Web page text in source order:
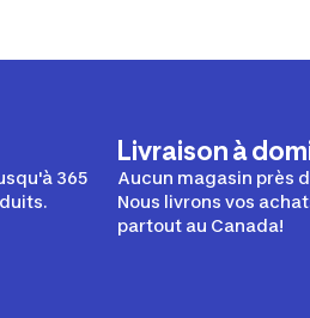
365
Livraison à
Aucun magasin près
Nous livrons vos
partout au Canada!